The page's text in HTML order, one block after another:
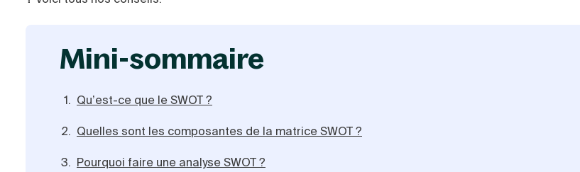
mini-sommaire
Qu’est-ce que le SWOT ?
Quelles sont les composantes de la matrice SWOT ?
Pourquoi faire une analyse SWOT ?